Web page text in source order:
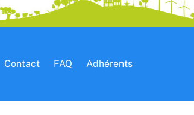
Contact FAQ Adhérents